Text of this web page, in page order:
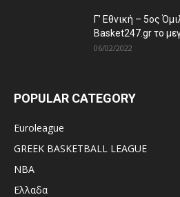
Γ’ Εθνική – 5ος
Basket247.gr το
06/02/2022
POPULAR CATEGORY
Euroleague
GREEK BASKETBALL LEAGUE
NBA
Ελλαδα